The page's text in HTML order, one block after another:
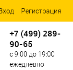
Вход Регистрация
+7 (499) 289-
90-65
с 9:00 до 19:00
ежедневно